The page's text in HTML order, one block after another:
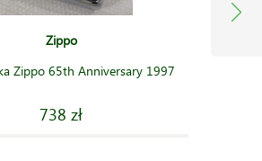
Zippo
Zippo 65th Anniversary 1997
738 zł